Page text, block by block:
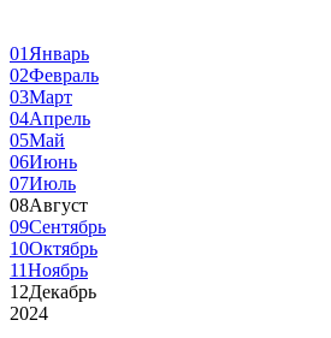
01 Январь
02Февраль
03Март
04Апрель
05Май
06Июнь
07Июль
08Август
09Сентябрь
10Октябрь
11Ноябрь
12Декабрь
2024